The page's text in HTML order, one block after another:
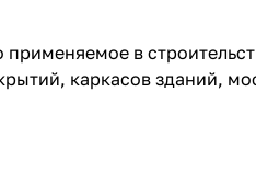
в
каркасов зданий,